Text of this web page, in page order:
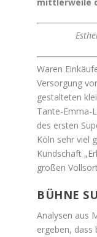
Waren
Versorgung
gestalteten
Tante-Emma-
des ersten
Köln sehr viel
Kundschaft
großen
BÜHNE
Analysen aus
ergeben, dass